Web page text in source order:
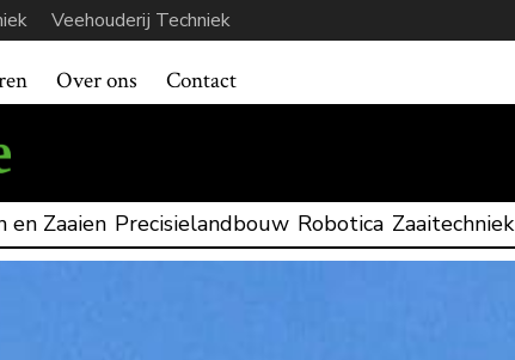
Veehouderij Techniek
Over ons Contact
en Zaaien Precisielandbouw Robotica Zaaitechniek